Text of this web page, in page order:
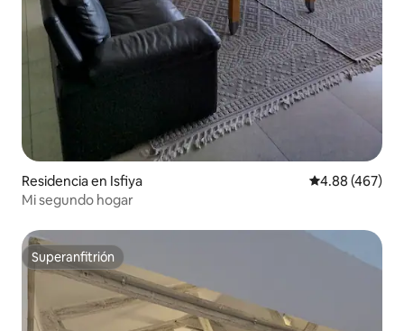
Residencia en Isfiya Calificación
4.88 (467)
Mi segundo hogar
Superanfitrión
Superanfitrión